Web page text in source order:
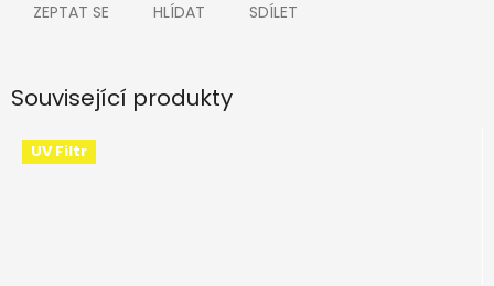
ZEPTAT SE HLÍDAT SDÍLET
Související produkty
UV Filtr